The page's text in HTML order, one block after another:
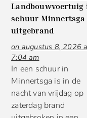
Landbouwvoertuig
schuur Minnertsga
uitgebrand
on augustus 8, 2026
7:04 am
In een schuur in
Minnertsga is in de
nacht van vrijdag op
zaterdag brand